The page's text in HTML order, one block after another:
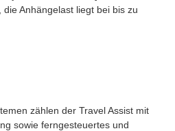
Anhängelast liegt bei bis zu
zählen der Travel Assist mit
sowie ferngesteuertes und